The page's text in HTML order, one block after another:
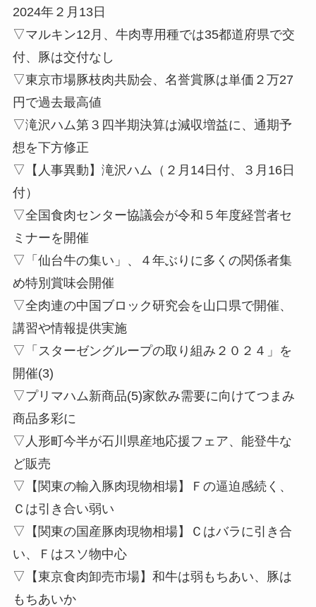
2024年２月13日
▽マルキン12月、牛肉専用種では35都道府県で交
付、豚は交付なし
▽東京市場豚枝肉共励会、名誉賞豚は単価２万27
円で過去最高値
▽滝沢ハム第３四半期決算は減収増益に、通期予
想を下方修正
▽【人事異動】滝沢ハム（２月14日付、３月16日
付）
▽全国食肉センター協議会が令和５年度経営者セ
ミナーを開催
▽「仙台牛の集い」、４年ぶりに多くの関係者集
め特別賞味会開催
▽全肉連の中国ブロック研究会を山口県で開催、
講習や情報提供実施
▽「スターゼングループの取り組み２０２４」を
開催(3)
▽プリマハム新商品(5)家飲み需要に向けてつまみ
商品多彩に
▽人形町今半が石川県産地応援フェア、能登牛な
ど販売
▽【関東の輸入豚肉現物相場】Ｆの逼迫感続く、
Ｃは引き合い弱い
▽【関東の国産豚肉現物相場】Ｃはバラに引き合
い、Ｆはスソ物中心
▽【東京食肉卸売市場】和牛は弱もちあい、豚は
もちあいか